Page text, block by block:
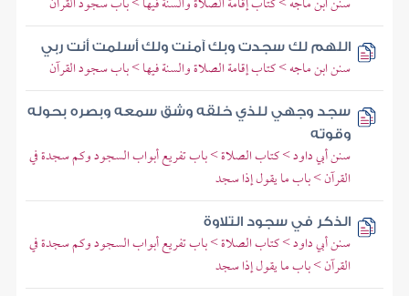
اللهم لك سجدت وبك آمنت ولك أسلمت أنت ربي
سنن ابن ماجه > كتاب إقامة الصلاة والسنة فيها > باب سجود القرآن
سجد وجهي للذي خلقه وشق سمعه وبصره بحوله
وقوته
سنن أبي داود > كتاب الصلاة > باب تفريع أبواب السجود وكم سجدة في
القرآن > باب ما يقول إذا سجد
الذكر في سجود التلاوة
سنن أبي داود > كتاب الصلاة > باب تفريع أبواب السجود وكم سجدة في
القرآن > باب ما يقول إذا سجد